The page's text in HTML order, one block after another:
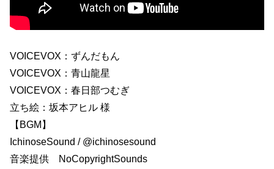
VOICEVOX：ずんだもん
VOICEVOX：青山龍星
VOICEVOX：春日部つむぎ
立ち絵：坂本アヒル 様
【BGM】
IchinoseSound / @ichinosesound
音楽提供 NoCopyrightSounds